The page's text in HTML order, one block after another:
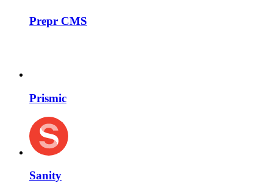
Prepr CMS
Prismic
Sanity